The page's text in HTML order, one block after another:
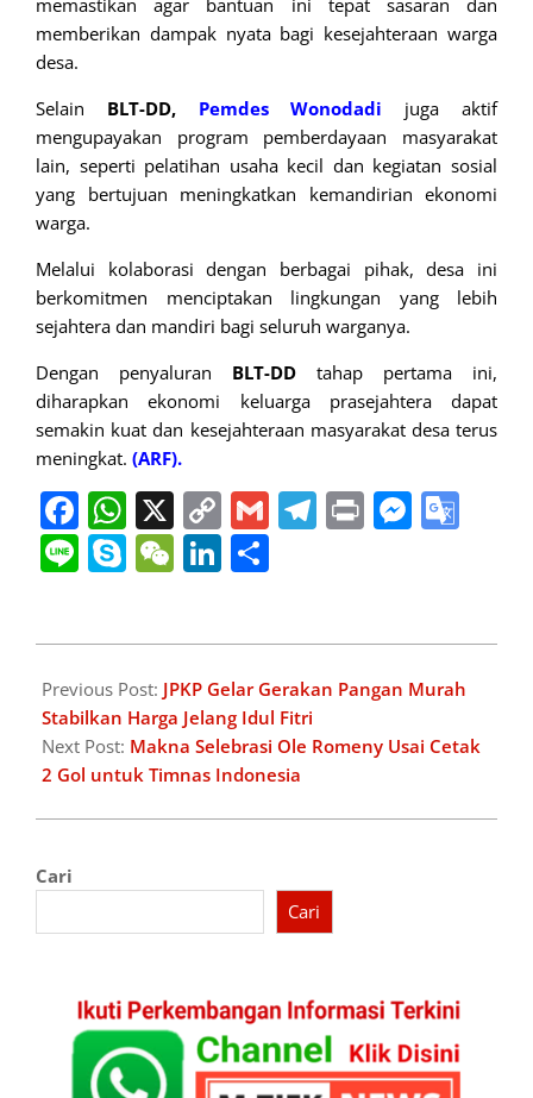
memberikan dampak nyata bagi kesejahteraan warga
desa.
Selain BLT-DD, Pemdes Wonodadi juga aktif
mengupayakan program pemberdayaan masyarakat
lain, seperti pelatihan usaha kecil dan kegiatan sosial
yang bertujuan meningkatkan kemandirian ekonomi
warga.
Melalui kolaborasi dengan berbagai pihak, desa ini
berkomitmen menciptakan lingkungan yang lebih
sejahtera dan mandiri bagi seluruh warganya.
Dengan penyaluran BLT-DD tahap pertama ini,
diharapkan ekonomi keluarga prasejahtera dapat
semakin kuat dan kesejahteraan masyarakat desa terus
meningkat. (ARF).
Facebook
WhatsApp
X Copy
Link
GmailTelegram
Print
LineSkypeWeChat
LinkedIn
03-
25
Previous Post: JPKP Gelar Gerakan Pangan Murah
Stabilkan Harga Jelang Idul Fitri
Next Post: Makna Selebrasi Ole Romeny Usai Cetak
2 Gol untuk Timnas Indonesia
Cari
Cari